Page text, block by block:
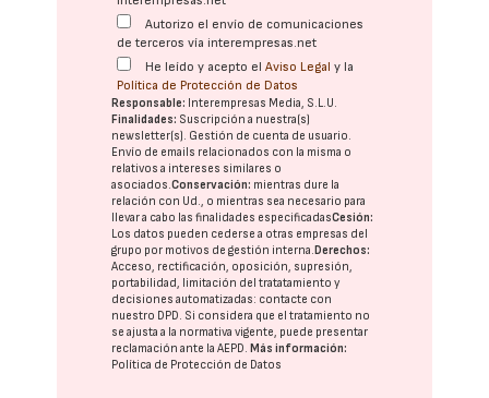
Autorizo el envío de comunicaciones
de terceros vía interempresas.net
He leído y acepto elAviso Legal y la
Política de Protección de Datos
Responsable: Interempresas Media, S.L.U.
Finalidades: Suscripción a nuestra(s)
newsletter(s). Gestión de cuenta de usuario.
Envío de emails relacionados con la misma o
relativos a intereses similares o
asociados.Conservación: mientras dure la
relación con Ud., o mientras sea necesario para
llevar a cabo las finalidades especificadasCesión:
Los datos pueden cederse a otras empresas del
grupo por motivos de gestión interna. Derechos:
Acceso, rectificación, oposición, supresión,
portabilidad, limitación del tratatamiento y
decisiones automatizadas: contacte con
nuestro DPD. Si considera que el tratamiento no
se ajusta a la normativa vigente, puede presentar
reclamación ante laAEPD. Más información:
Política de Protección de Datos